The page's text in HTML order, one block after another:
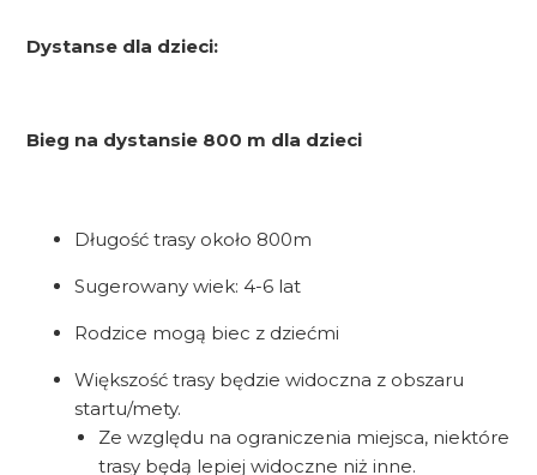
Dystanse dla dzieci:
Bieg na dystansie 800 m dla dzieci
Długość trasy około 800m
Sugerowany wiek: 4-6 lat
Rodzice mogą biec z dziećmi
Większość trasy będzie widoczna z obszaru
startu/mety.
Ze względu na ograniczenia miejsca, niektóre
trasy będą lepiej widoczne niż inne.